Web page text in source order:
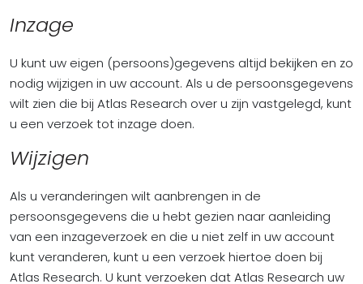
Inzage
U kunt uw eigen (persoons)gegevens altijd bekijken en zo
nodig wijzigen in uw account. Als u de persoonsgegevens
wilt zien die bij Atlas Research over u zijn vastgelegd, kunt
u een verzoek tot inzage doen.
Wijzigen
Als u veranderingen wilt aanbrengen in de
persoonsgegevens die u hebt gezien naar aanleiding
van een inzageverzoek en die u niet zelf in uw account
kunt veranderen, kunt u een verzoek hiertoe doen bij
Atlas Research. U kunt verzoeken dat Atlas Research uw